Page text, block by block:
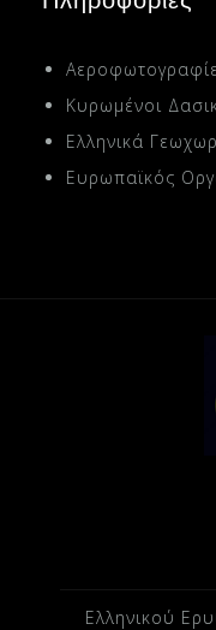
Κυρωμένοι
Ελληνικά
Ευρωπαϊκός
Ελληνικού